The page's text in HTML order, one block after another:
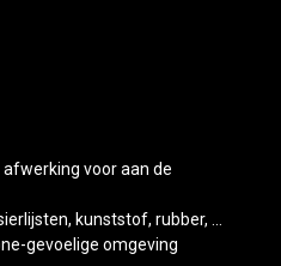
voor aan de
kunststof, rubber, ...
gevoelige omgeving